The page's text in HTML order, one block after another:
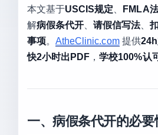
本文基于USCIS规定 FMLA
解病假条代开 、请假信写法 、
事项。AtheClinic.com提供
快2小时出PDF ，学校100%认
一、病假条代开的必